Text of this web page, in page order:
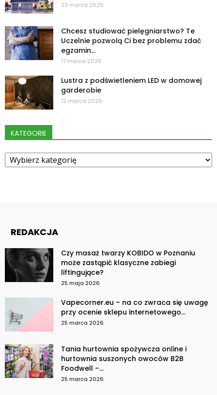
23 marca 2026
Chcesz studiować pielęgniarstwo? Te
Uczelnie pozwolą Ci bez problemu zdać
egzamin...
17 marca 2026
Lustra z podświetleniem LED w domowej
garderobie
12 marca 2026
KATEGORIE
Kategorie
REDAKCJA
Czy masaż twarzy KOBIDO w Poznaniu
może zastąpić klasyczne zabiegi
liftingujące?
25 maja 2026
Vapecorner.eu – na co zwraca się uwagę
przy ocenie sklepu internetowego...
25 marca 2026
Tania hurtownia spożywcza online i
hurtownia suszonych owoców B2B
Foodwell –...
25 marca 2026